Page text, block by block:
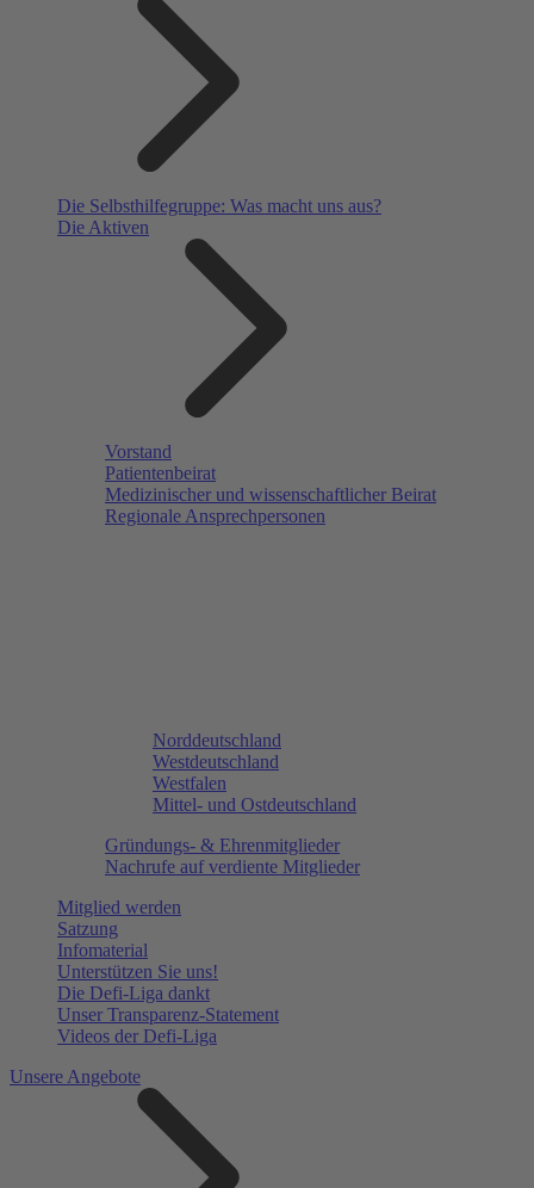
Die Selbsthilfegruppe: Was macht uns aus?
Die Aktiven
Vorstand
Patientenbeirat
Medizinischer und wissenschaftlicher Beirat
Regionale Ansprechpersonen
Norddeutschland
Westdeutschland
Westfalen
Mittel- und Ostdeutschland
Gründungs- & Ehrenmitglieder
Nachrufe auf verdiente Mitglieder
Mitglied werden
Satzung
Infomaterial
Unterstützen Sie uns!
Die Defi-Liga dankt
Unser Transparenz-Statement
Videos der Defi-Liga
Unsere Angebote